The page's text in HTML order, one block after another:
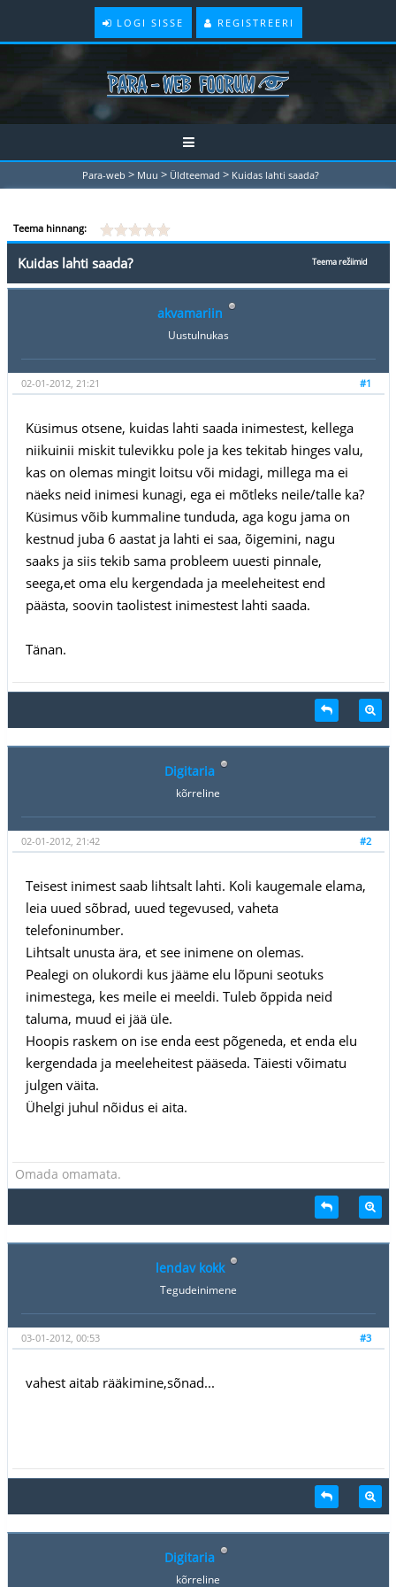
LOGI SISSE REGISTREERI
Para-web > Muu > Üldteemad > Kuidas lahti saada?
Teema hinnang:
Teema režiimid
Kuidas lahti saada?
akvamariin
Uustulnukas
#1
02-01-2012, 21:21
Küsimus otsene, kuidas lahti saada inimestest, kellega
niikuinii miskit tulevikku pole ja kes tekitab hinges valu,
kas on olemas mingit loitsu või midagi, millega ma ei
näeks neid inimesi kunagi, ega ei mõtleks neile/talle ka?
Küsimus võib kummaline tunduda, aga kogu jama on
kestnud juba 6 aastat ja lahti ei saa, õigemini, nagu
saaks ja siis tekib sama probleem uuesti pinnale,
seega,et oma elu kergendada ja meeleheitest end
päästa, soovin taolistest inimestest lahti saada.
Tänan.
Digitaria
kõrreline
#2
02-01-2012, 21:42
Teisest inimest saab lihtsalt lahti. Koli kaugemale elama,
leia uued sõbrad, uued tegevused, vaheta
telefoninumber.
Lihtsalt unusta ära, et see inimene on olemas.
Pealegi on olukordi kus jääme elu lõpuni seotuks
inimestega, kes meile ei meeldi. Tuleb õppida neid
taluma, muud ei jää üle.
Hoopis raskem on ise enda eest põgeneda, et enda elu
kergendada ja meeleheitest pääseda. Täiesti võimatu
julgen väita.
Ühelgi juhul nõidus ei aita.
Omada omamata.
lendav kokk
Tegudeinimene
#3
03-01-2012, 00:53
vahest aitab rääkimine,sõnad...
Digitaria
kõrreline